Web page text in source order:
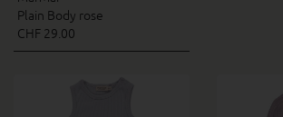
Plain Body rose
CHF 29.00